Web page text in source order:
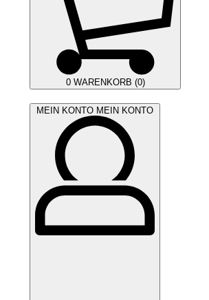
0 WARENKORB (0)
MEIN KONTO MEIN KONTO